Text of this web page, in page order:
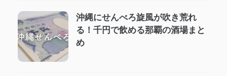
沖縄にせんべろ旋風が吹き荒れ
る！千円で飲める那覇の酒場まと
め